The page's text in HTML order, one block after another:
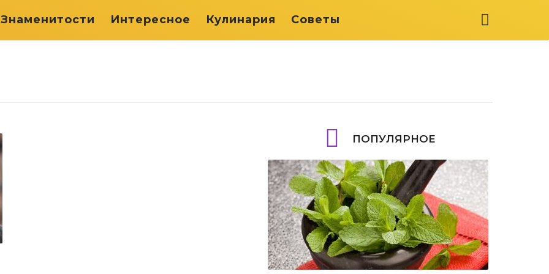
Знаменитости Интересное Кулинария Советы
ПОПУЛЯРНОЕ